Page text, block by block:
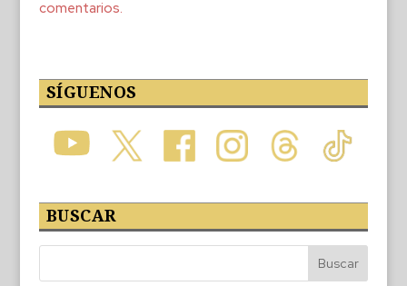
comentarios.
SÍGUENOS
BUSCAR